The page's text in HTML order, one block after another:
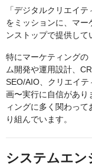
「デジタルクリエイ
をミッションに、マー
ンストップで提供して
特にマーケティングの
ム開発や運用設計、
SEO/AIO、クリエイ
画〜実行に自信があり
ィングに多く関わっ
り組んでいます。
システムエン